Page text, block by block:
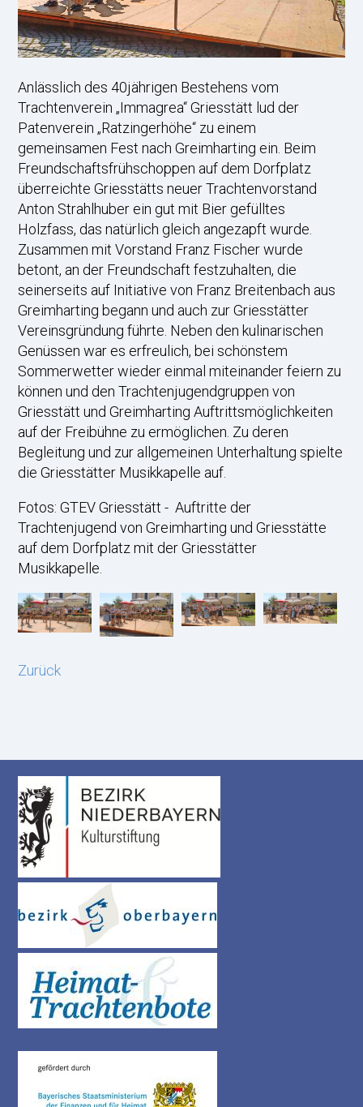
Anlässlich des 40jährigen Bestehens vom
Trachtenverein „Immagrea“ Griesstätt lud der
Patenverein „Ratzingerhöhe“ zu einem
gemeinsamen Fest nach Greimharting ein. Beim
Freundschaftsfrühschoppen auf dem Dorfplatz
überreichte Griesstätts neuer Trachtenvorstand
Anton Strahlhuber ein gut mit Bier gefülltes
Holzfass, das natürlich gleich angezapft wurde.
Zusammen mit Vorstand Franz Fischer wurde
betont, an der Freundschaft festzuhalten, die
seinerseits auf Initiative von Franz Breitenbach aus
Greimharting begann und auch zur Griesstätter
Vereinsgründung führte. Neben den kulinarischen
Genüssen war es erfreulich, bei schönstem
Sommerwetter wieder einmal miteinander feiern zu
können und den Trachtenjugendgruppen von
Griesstätt und Greimharting Auftrittsmöglichkeiten
auf der Freibühne zu ermöglichen. Zu deren
Begleitung und zur allgemeinen Unterhaltung spielte
die Griesstätter Musikkapelle auf.
Fotos: GTEV Griesstätt - Auftritte der
Trachtenjugend von Greimharting und Griesstätte
auf dem Dorfplatz mit der Griesstätter
Musikkapelle.
Zurück